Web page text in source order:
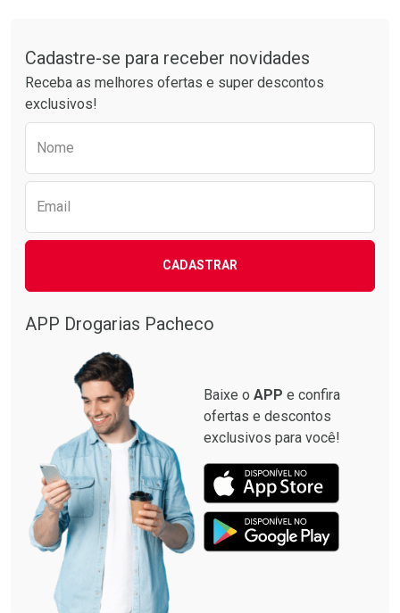
Por R$ 25,27/cada
Por R$ 34,39/cada
Cadastre-se para receber novidades
Receba as melhores ofertas e super descontos
exclusivos!
Nome
Email
CADASTRAR
APP Drogarias Pacheco
Baixe o APP e confira
ofertas e descontos
exclusivos para você!